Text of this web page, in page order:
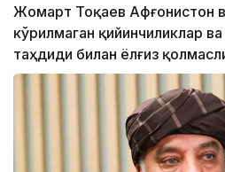
Жомарт Тоқаев Афғонистон
кўрилмаган қийинчиликлар
таҳдиди билан ёлғиз